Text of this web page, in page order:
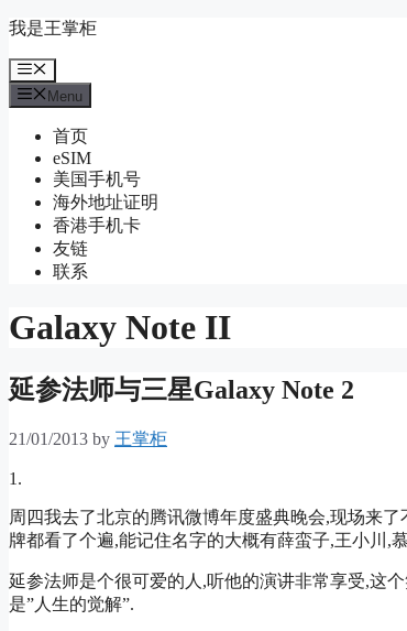
Skip
content
我是王掌柜
Menu
Menu
首页
eSIM
美国手机号
海外地址证明
香港手机卡
友链
联系
Galaxy Note II
延参法师与三星Galaxy Note 2
21/01/2013 by 王掌柜
1.
周四我去了北京的腾讯微博年度盛典晚会,现场来
牌都看了个遍,能记住名字的大概有薛蛮子,王小川,
延参法师是个很可爱的人,听他的演讲非常享受,这
是”人生的觉解”.